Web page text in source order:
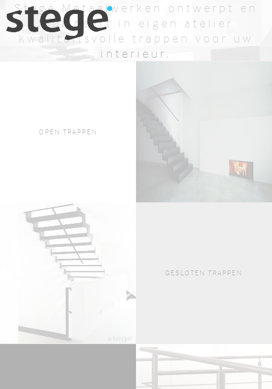
Stege Metaalwerken ontwerpt en
fabriceert in eigen atelier
kwaliteitsvolle trappen voor uw
interieur.
BEKIJK AANBOD
OFFERTE AANVRAGEN
OPEN TRAPPEN
GESLOTEN TRAPPEN